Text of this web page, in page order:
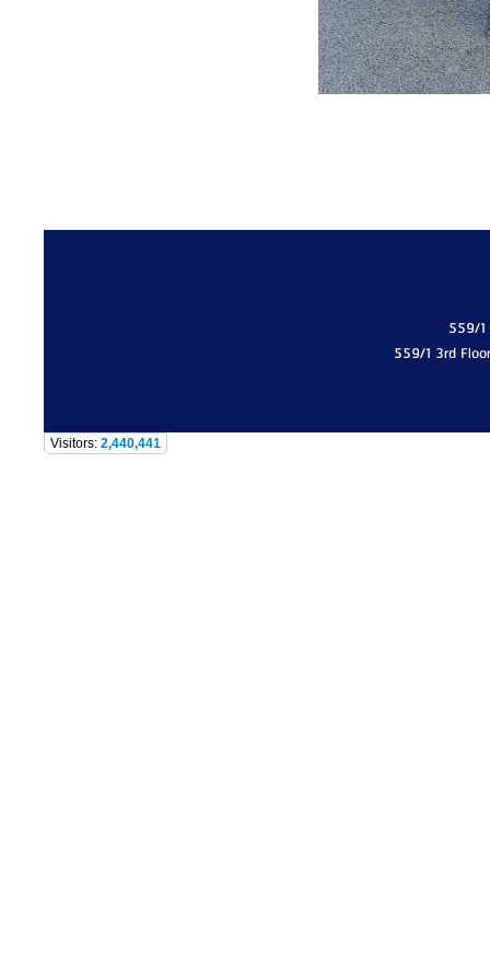
559/
559/1 3rd
Visitors: 2,440,441